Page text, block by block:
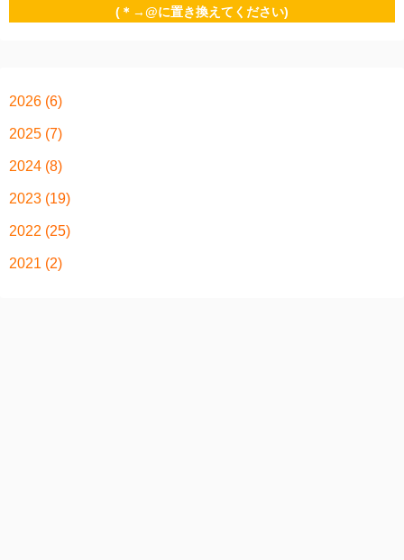
(＊→@に置き換えてください)
2026 (6)
2025 (7)
2024 (8)
2023 (19)
2022 (25)
2021 (2)